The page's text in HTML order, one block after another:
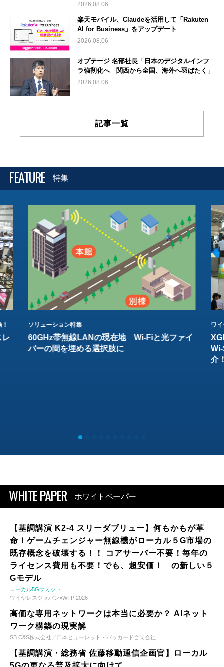
2026.08.06
楽天モバイル、Claudeを活用して「Rakuten
AI for Business」をアップデート
2026.08.06
オプテージ 名部社長「日本のデジタルインフ
ラ強靭化へ 関西から全国、海外へ羽ばたく」
2026.08.06
記事一覧
FEATURE 特集
レ
ソリューション特集
60GHz帯無線LANの現在地 Wi-Fiと光ファイ
バーの間を埋める選択肢に
ワ
介
WHITE PAPER ホワイトペーパー
【基調講演 K2-4 スリーダブリュー】何もかもが革
命！ゲームチェンジャー無線機がローカル５G市場の
既存概念を破壊する！！ コアサーバー不要！毎年の
ライセンス費用も不要！でも、超安価！ の新しい５
Gモデル
ローカル5Gサミット
ワイヤレスジャパン×WTP 2026
高価な専用ネットワークは本当に必要か？ AIネット
ワーク構築の現実解
SB C&S株式会社／日本ヒューレット・パッカード合同会社
【基調講演・総務省 佐藤移動通信企画官】ローカル